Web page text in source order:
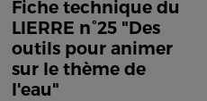
Fiche technique du
LIERRE n°25 "Des
outils pour animer
sur le thème de
l'eau"